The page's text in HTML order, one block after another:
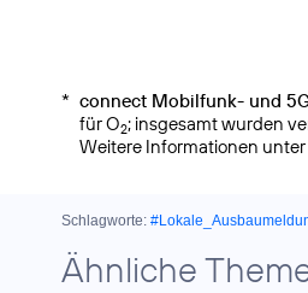
* connect Mobilfunk- und
für O2; insgesamt wurden
Weitere Informationen unter
Schlagworte:
Ähnliche